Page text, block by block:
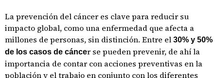
La prevención del cáncer es clave para reducir su
impacto global, como una enfermedad que afecta a
millones de personas, sin distinción. Entre el 30% y 50%
de los casos de cáncer se pueden prevenir, de ahí la
importancia de contar con acciones preventivas en la
población y el trabajo en conjunto con los diferentes